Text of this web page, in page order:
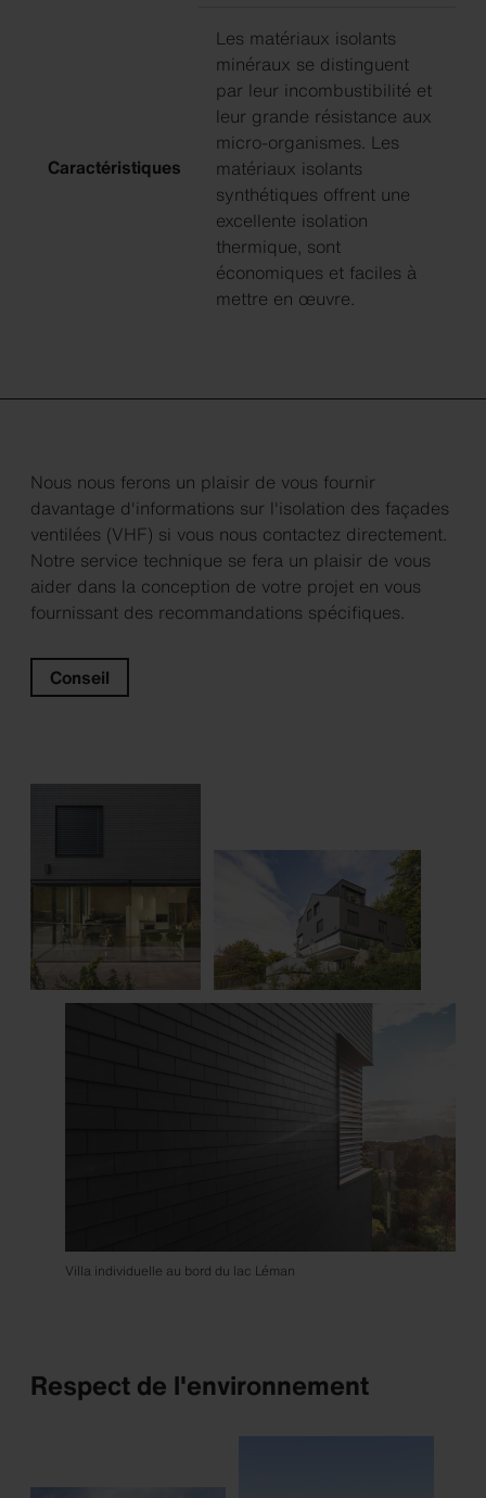
Caractéristiques
Les matériaux isolants
minéraux se distinguent
par leur incombustibilité et
leur grande résistance aux
micro-organismes. Les
matériaux isolants
synthétiques offrent une
excellente isolation
thermique, sont
économiques et faciles à
mettre en œuvre.
Nous nous ferons un plaisir de vous fournir
davantage d'informations sur l'isolation des façades
ventilées (VHF) si vous nous contactez directement.
Notre service technique se fera un plaisir de vous
aider dans la conception de votre projet en vous
fournissant des recommandations spécifiques.
Conseil
Villa individuelle au bord du lac Léman
Respect de l'environnement